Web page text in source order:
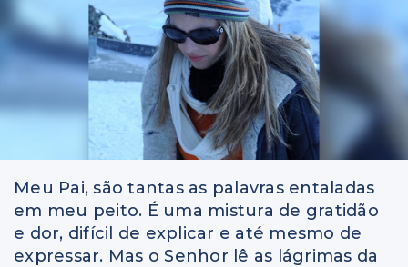
Meu Pai, são tantas as palavras entaladas
em meu peito. É uma mistura de gratidão
e dor, difícil de explicar e até mesmo de
expressar. Mas o Senhor lê as lágrimas da